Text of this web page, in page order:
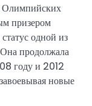
Олимпийских
призером
одной из
продолжала
году и 2012
новые